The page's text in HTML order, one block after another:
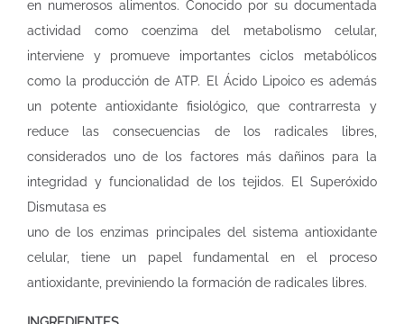
en numerosos alimentos. Conocido por su documentada
actividad como coenzima del metabolismo celular,
interviene y promueve importantes ciclos metabólicos
como la producción de ATP. El Ácido Lipoico es además
un potente antioxidante fisiológico, que contrarresta y
reduce las consecuencias de los radicales libres,
considerados uno de los factores más dañinos para la
integridad y funcionalidad de los tejidos. El Superóxido
Dismutasa es
uno de los enzimas principales del sistema antioxidante
celular, tiene un papel fundamental en el proceso
antioxidante, previniendo la formación de radicales libres.